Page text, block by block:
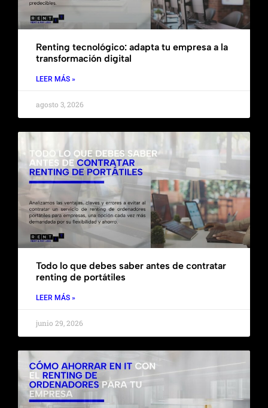
Renting tecnológico: adapta tu empresa a la
transformación digital
LEER MÁS »
agosto 3, 2026
Todo lo que debes saber antes de contratar
renting de portátiles
LEER MÁS »
junio 29, 2026